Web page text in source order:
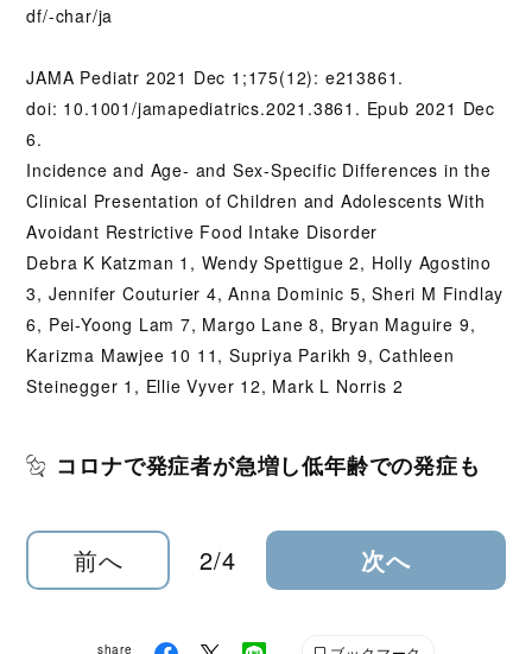
df/-char/ja
JAMA Pediatr 2021 Dec 1;175(12): e213861.
doi: 10.1001/jamapediatrics.2021.3861. Epub 2021 Dec
6.
Incidence and Age- and Sex-Specific Differences in the
Clinical Presentation of Children and Adolescents With
Avoidant Restrictive Food Intake Disorder
Debra K Katzman 1, Wendy Spettigue 2, Holly Agostino
3, Jennifer Couturier 4, Anna Dominic 5, Sheri M Findlay
6, Pei-Yoong Lam 7, Margo Lane 8, Bryan Maguire 9,
Karizma Mawjee 10 11, Supriya Parikh 9, Cathleen
Steinegger 1, Ellie Vyver 12, Mark L Norris 2
コロナで発症者が急増し低年齢での発症も
前へ 2/4 次へ
share